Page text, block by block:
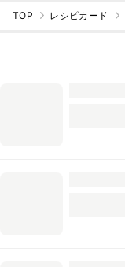
TOP レシピカード